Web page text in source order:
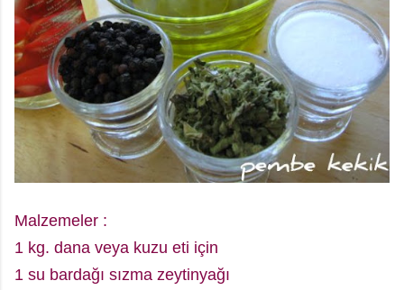
Malzemeler :
1 kg. dana veya kuzu eti için
1 su bardağı sızma zeytinyağı